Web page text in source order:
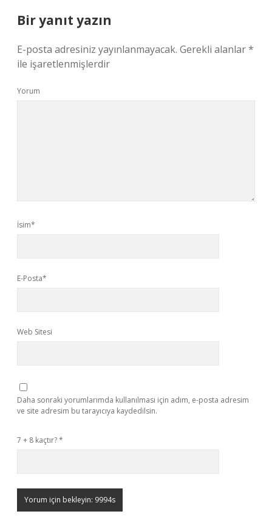
Bir yanıt yazın
E-posta adresiniz yayınlanmayacak. Gerekli alanlar*
ile işaretlenmişlerdir
Yorum
İsim*
E-Posta*
Web Sitesi
Daha sonraki yorumlarımda kullanılması için adım, e-posta adresim
ve site adresim bu tarayıcıya kaydedilsin.
7 + 8 kaçtır?*